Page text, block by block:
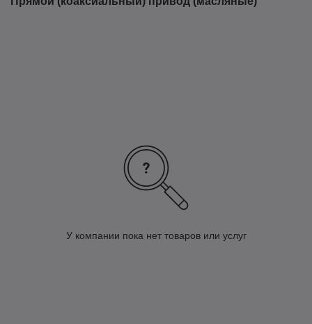
У компании пока нет товаров или услуг